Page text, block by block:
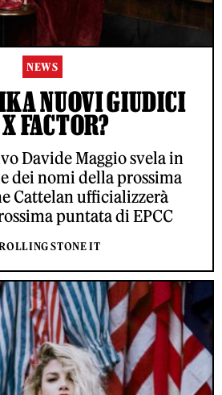
NEWS
NUOVI GIUDICI
FACTOR?
Davide Maggio svela in
dei nomi della prossima
Cattelan ufficializzerà
puntata di EPCC
STONE IT